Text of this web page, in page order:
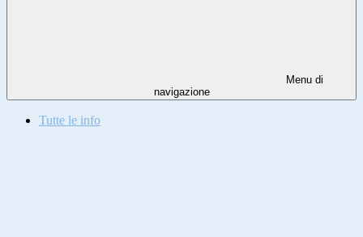
Menu di
navigazione
Tutte le info